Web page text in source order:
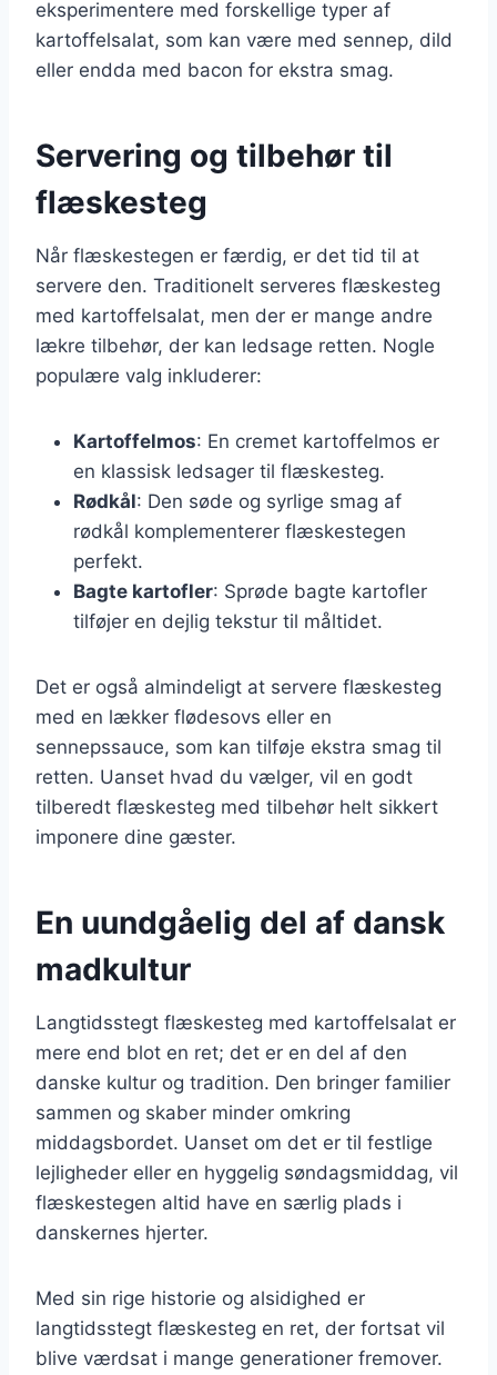
eksperimentere med forskellige typer af
kartoffelsalat, som kan være med sennep, dild
eller endda med bacon for ekstra smag.
Servering og tilbehør til
flæskesteg
Når flæskestegen er færdig, er det tid til at
servere den. Traditionelt serveres flæskesteg
med kartoffelsalat, men der er mange andre
lækre tilbehør, der kan ledsage retten. Nogle
populære valg inkluderer:
Kartoffelmos: En cremet kartoffelmos er
en klassisk ledsager til flæskesteg.
Rødkål: Den søde og syrlige smag af
rødkål komplementerer flæskestegen
perfekt.
Bagte kartofler: Sprøde bagte kartofler
tilføjer en dejlig tekstur til måltidet.
Det er også almindeligt at servere flæskesteg
med en lækker flødesovs eller en
sennepssauce, som kan tilføje ekstra smag til
retten. Uanset hvad du vælger, vil en godt
tilberedt flæskesteg med tilbehør helt sikkert
imponere dine gæster.
En uundgåelig del af dansk
madkultur
Langtidsstegt flæskesteg med kartoffelsalat er
mere end blot en ret; det er en del af den
danske kultur og tradition. Den bringer familier
sammen og skaber minder omkring
middagsbordet. Uanset om det er til festlige
lejligheder eller en hyggelig søndagsmiddag, vil
flæskestegen altid have en særlig plads i
danskernes hjerter.
Med sin rige historie og alsidighed er
langtidsstegt flæskesteg en ret, der fortsat vil
blive værdsat i mange generationer fremover.